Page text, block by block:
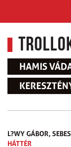
HAMIS
L?WY GÁBOR,
HÁTTÉR